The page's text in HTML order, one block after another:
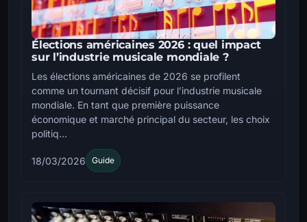
Élections américaines 2026 : quel impact
sur l’industrie musicale mondiale ?
Les élections américaines de 2026 se profilent
comme un tournant décisif pour l’industrie musicale
mondiale. En tant que première puissance
économique et marché principal du secteur, les choix
politiq...
18/03/2026 Guide